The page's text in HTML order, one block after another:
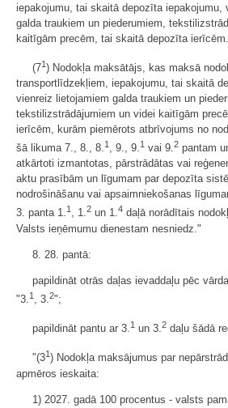
iepakojumu, tai skaitā depozīta iepakojumu,
galda traukiem un piederumiem,
kaitīgām precēm, tai skaitā depozīta ierīcēm.
(71) Nodokļa maksātājs, kas maksā
transportlīdzekļiem, iepakojumu, tai skaitā
vienreiz lietojamiem galda traukiem un
tekstilizstrādājumiem un videi kaitīgām
ierīcēm, kurām piemērots atbrīvojums no
šā likuma 7., 8., 8.1 , 9., 9.1 vai 9.2 pantam
atkārtoti izmantotas, pārstrādātas vai
aktu prasībām un līgumam par depozīta
nodrošināšanu vai apsaimniekošanas
3. panta 1.1 , 1.2 un 1.4 daļā norādītais
Valsts ieņēmumu dienestam nesniedz."
8. 28. pantā:
papildināt otrās daļas ievaddaļu pēc
"3. 1 , 3. 2";
papildināt pantu ar 3.1 un 3.2 daļu šādā
"(31 ) Nodokļa maksājumus par
apmēros ieskaita:
1) 2027. gadā 100 procentus - valsts